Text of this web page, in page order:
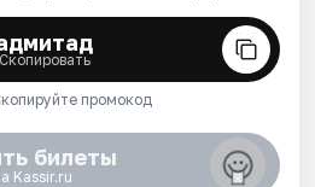
Скопировать
промокод
билеты
Kassir.ru